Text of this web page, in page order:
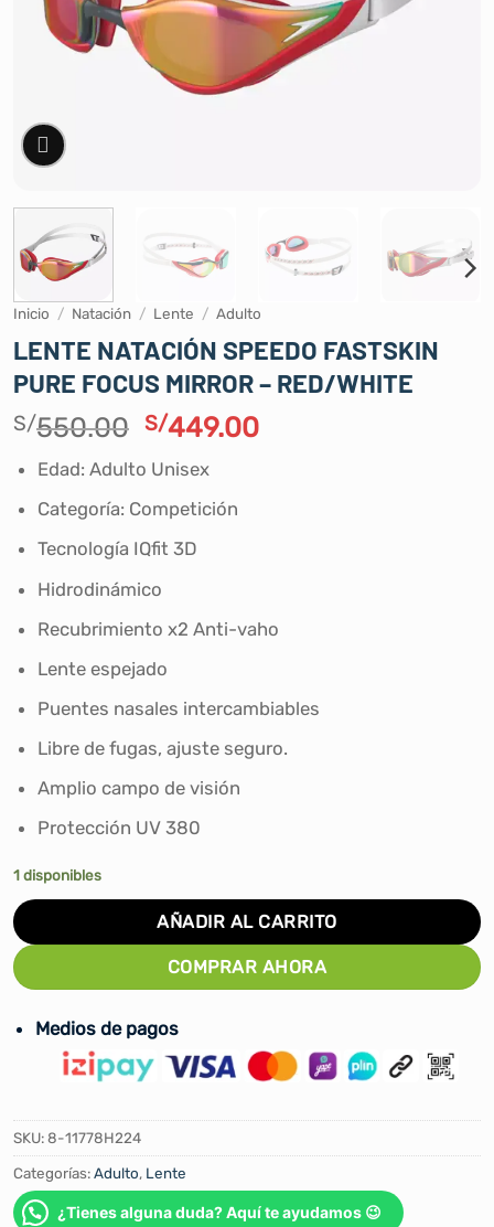
Inicio / Natación / Lente / Adulto
LENTE NATACIÓN SPEEDO FASTSKIN
PURE FOCUS MIRROR – RED/WHITE
S/550.00 El
original
era:
S/550.00.
S/449.00El
Edad: Adulto Unisex
Categoría: Competición
Tecnología IQfit 3D
Hidrodinámico
Recubrimiento x2 Anti-vaho
Lente espejado
Puentes nasales intercambiables
Libre de fugas, ajuste seguro.
Amplio campo de visión
Protección UV 380
1 disponibles
AÑADIR AL CARRITO
COMPRAR AHORA
Medios de pagos
SKU:8-11778H224
Categorías:Adulto, Lente
¿Tienes alguna duda? Aquí te ayudamos 😉